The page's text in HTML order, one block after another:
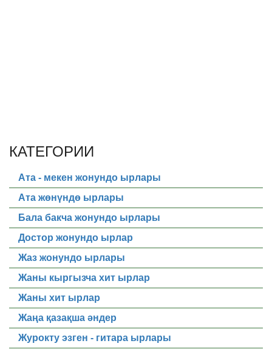
КАТЕГОРИИ
Ата - мекен жонундо ырлары
Ата жөнүндө ырлары
Бала бакча жонундо ырлары
Достор жонундо ырлар
Жаз жонундо ырлары
Жаны кыргызча хит ырлар
Жаны хит ырлар
Жаңа қазақша әндер
Журокту эзген - гитара ырлары